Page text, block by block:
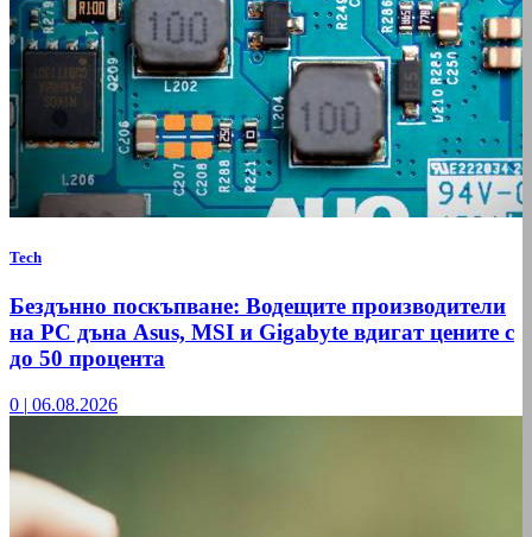
Tech
Бездънно поскъпване: Водещите производители
на РС дъна Asus, MSI и Gigabyte вдигат цените с
до 50 процента
0 | 06.08.2026